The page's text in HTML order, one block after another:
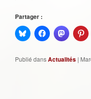
Partager :
Publié dansActualités |